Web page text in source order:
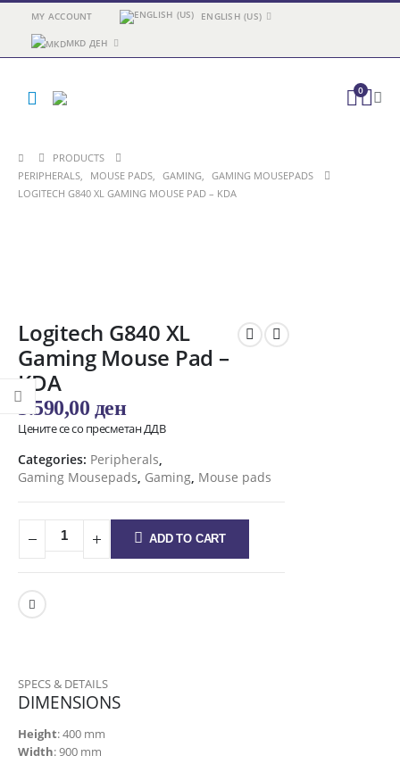
MY ACCOUNT ENGLISH (US)
MKD ДЕН
0
PRODUCTS
PERIPHERALS, MOUSE PADS, GAMING, GAMING MOUSEPADS
LOGITECH G840 XL GAMING MOUSE PAD – KDA
Logitech G840 XL
Gaming Mouse Pad –
KDA
3.590,00 ден
Цените се со пресметан ДДВ
Categories: Peripherals,
Gaming Mousepads, Gaming, Mouse pads
ADD TO CART
SPECS & DETAILS
DIMENSIONS
Height: 400 mm
Width: 900 mm